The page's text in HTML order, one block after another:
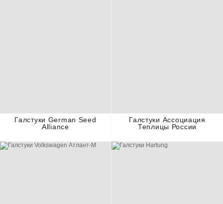
Галстуки German Seed
Alliance
Галстуки Ассоциация
Теплицы России